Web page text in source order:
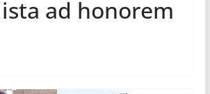
ad honorem